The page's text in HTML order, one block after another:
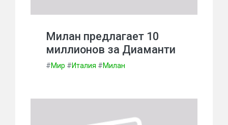
Милан предлагает 10
миллионов за Диаманти
#Мир #Италия #Милан